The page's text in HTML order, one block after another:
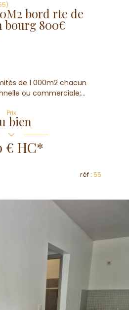
bord rte de
bourg 800€
de 1 000m2 chacun
ou commerciale;...
Prix
bien
€ HC*
réf : 55